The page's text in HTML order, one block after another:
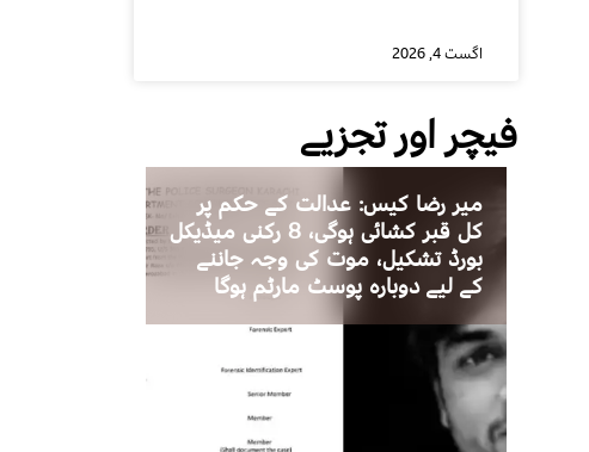
اگست 4, 2026
فیچر اور تجزیے
میر رضا کیس: عدالت کے حکم پر
کل قبر کشائی ہوگی، 8 رکنی میڈیکل
بورڈ تشکیل، موت کی وجہ جاننے
کے لیے دوبارہ پوسٹ مارٹم ہوگا